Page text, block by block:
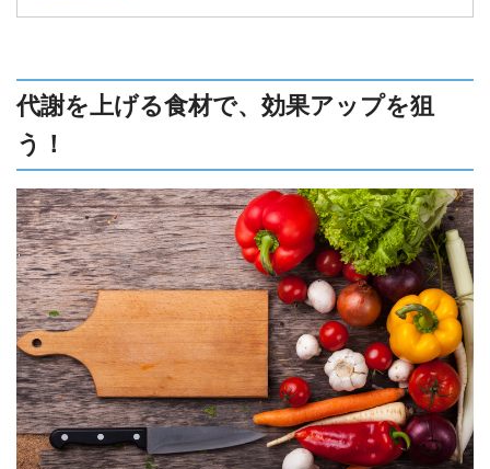
代謝を上げる食材で、効果アップを狙
う！